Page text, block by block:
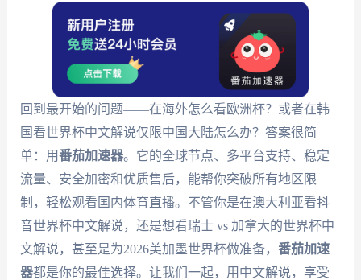
回到最开始的问题——在海外怎么看欧洲杯？或者在韩
国看世界杯中文解说仅限中国大陆怎么办？答案很简
单：用番茄加速器。它的全球节点、多平台支持、稳定
流量、安全加密和优质售后，能帮你突破所有地区限
制，轻松观看国内体育直播。不管你是在澳大利亚看抖
音世界杯中文解说，还是想看瑞士 vs 加拿大的世界杯中
文解说，甚至是为2026美加墨世界杯做准备， 番茄加速
器都是你的最佳选择。让我们一起，用中文解说，享受